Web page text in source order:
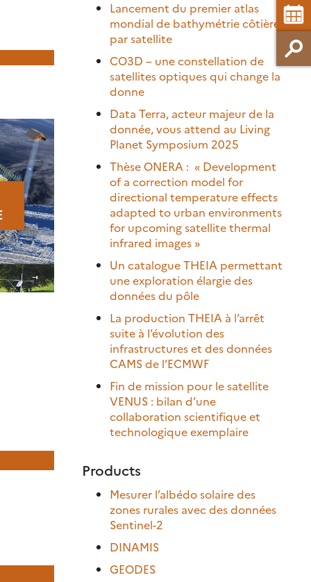
Lancement du premier atlas
mondial de bathymétrie côtière
par satellite
CO3D – une constellation de
satellites optiques qui change la
donne
Data Terra, acteur majeur de la
donnée, vous attend au Living
Planet Symposium 2025
Thèse ONERA : « Development
of a correction model for
directional temperature effects
adapted to urban environments
for upcoming satellite thermal
infrared images »
Un catalogue THEIA permettant
une exploration élargie des
données du pôle
La production THEIA à l’arrêt
suite à l’évolution des
infrastructures et des données
CAMS de l’ECMWF
Fin de mission pour le satellite
VENUS : bilan d’une
collaboration scientifique et
technologique exemplaire
Products
Mesurer l’albédo solaire des
zones rurales avec des données
Sentinel-2
DINAMIS
GEODES